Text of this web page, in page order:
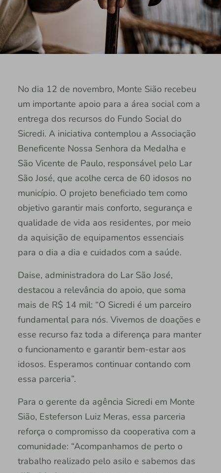
No dia 12 de novembro, Monte Sião recebeu
um importante apoio para a área social com a
entrega dos recursos do Fundo Social do
Sicredi. A iniciativa contemplou a Associação
Beneficente Nossa Senhora da Medalha e
São Vicente de Paulo, responsável pelo Lar
São José, que acolhe cerca de 60 idosos no
município. O projeto beneficiado tem como
objetivo garantir mais conforto, segurança e
qualidade de vida aos residentes, por meio
da aquisição de equipamentos essenciais
para o dia a dia e cuidados com a saúde.
Daise, administradora do Lar São José,
destacou a relevância do apoio, que soma
mais de R$ 14 mil: “O Sicredi é um parceiro
fundamental para nós. Vivemos de doações e
esse recurso faz toda a diferença para manter
o funcionamento e garantir bem-estar aos
idosos. Esperamos continuar contando com
essa parceria”.
Para o gerente da agência Sicredi em Monte
Sião, Esteferson Luiz Meras, essa parceria
reforça o compromisso da cooperativa com a
comunidade: “Acompanhamos de perto o
trabalho realizado pelo asilo e sabemos das